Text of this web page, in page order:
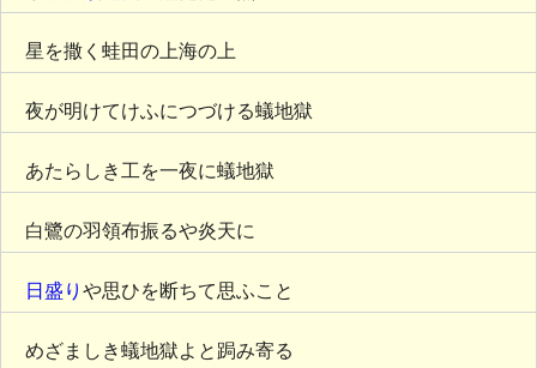
星を撒く蛙田の上海の上
夜が明けてけふにつづける蟻地獄
あたらしき工を一夜に蟻地獄
白鷺の羽領布振るや炎天に
日盛り や思ひを断ちて思ふこと
めざましき蟻地獄よと跼み寄る